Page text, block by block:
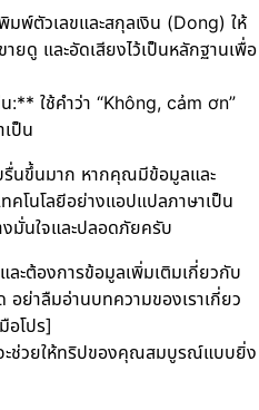
พ์ตัวเลขและสกุลเงิน (Dong) ให้
ยดู และอัดเสียงไว้เป็นหลักฐานเพื่อ
ใช้คำว่า “Không, cảm ơn”
เป็น
รื่นขึ้นมาก หากคุณมีข้อมูลและ
คโนโลยีอย่างแอปแปลภาษาเป็น
มั่นใจและปลอดภัยครับ
ะต้องการข้อมูลเพิ่มเติมเกี่ยวกับ
ย่าลืมอ่านบทความของเราเกี่ยว
อโปร]
ช่วยให้ทริปของคุณสมบูรณ์แบบยิ่ง